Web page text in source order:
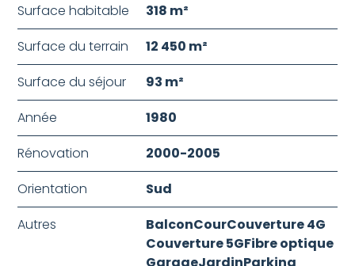
Surface habitable
318 m²
Surface du terrain
12 450 m²
Surface du séjour
93 m²
Année
1980
Rénovation
2000-2005
Orientation
Sud
Autres
BalconCourCouverture 4G
Couverture 5GFibre optique
GarageJardinParking